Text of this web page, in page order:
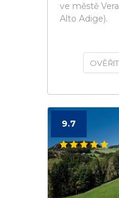
ve městě
Alto Adige).
9.7